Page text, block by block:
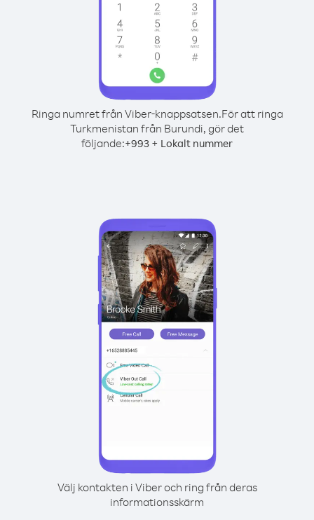
Ringa numret från Viber-knappsatsen.För att ringa
Turkmenistan från Burundi, gör det
följande:+993 + Lokalt nummer
Välj kontakten i Viber och ring från deras
informationsskärm